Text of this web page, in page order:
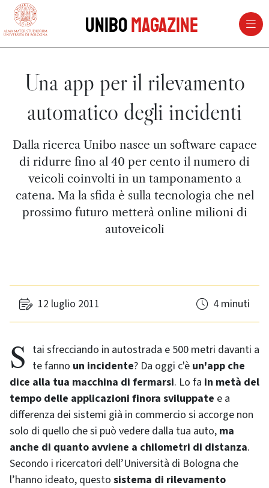
vai al contenuto della pagina
UniboMagazine
Una app per il rilevamento
automatico degli incidenti
Dalla ricerca Unibo nasce un software capace
di ridurre fino al 40 per cento il numero di
veicoli coinvolti in un tamponamento a
catena. Ma la sfida è sulla tecnologia che nel
prossimo futuro metterà online milioni di
autoveicoli
12 luglio 2011 4 minuti
Stai sfrecciando in autostrada e 500 metri davanti a te fanno un incidente? Da oggi c'è un'app che
dice alla tua macchina di fermarsi. Lo fa in metà del
tempo delle applicazioni finora sviluppate e a
differenza dei sistemi già in commercio si accorge non
solo di quello che si può vedere dalla tua auto, ma
anche di quanto avviene a chilometri di distanza.
Secondo i ricercatori dell’Università di Bologna che
l’hanno ideato, questo sistema di rilevamento